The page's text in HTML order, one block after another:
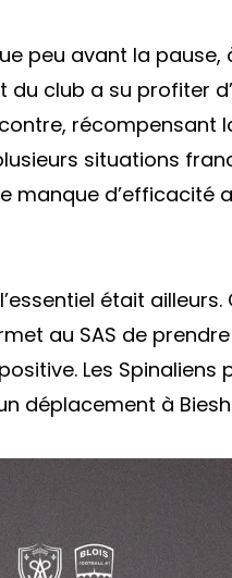
peu avant la
du club a su profiter
récompensant
situations
manque d’efficacité
était
au SAS de
Les
déplacement à